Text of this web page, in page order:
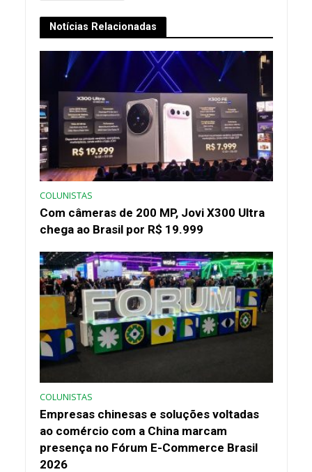
Notícias Relacionadas
COLUNISTAS
Com câmeras de 200 MP, Jovi X300 Ultra
chega ao Brasil por R$ 19.999
COLUNISTAS
Empresas chinesas e soluções voltadas
ao comércio com a China marcam
presença no Fórum E-Commerce Brasil
2026